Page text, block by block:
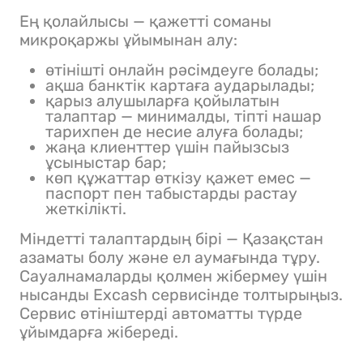
Ең қолайлысы — қажетті соманы
микроқаржы ұйымынан алу:
өтінішті онлайн рәсімдеуге болады;
ақша банктік картаға аударылады;
қарыз алушыларға қойылатын
талаптар — минималды, тіпті нашар
тарихпен де несие алуға болады;
жаңа клиенттер үшін пайызсыз
ұсыныстар бар;
көп құжаттар өткізу қажет емес —
паспорт пен табыстарды растау
жеткілікті.
Міндетті талаптардың бірі — Қазақстан
азаматы болу және ел аумағында тұру.
Сауалнамаларды қолмен жібермеу үшін
нысанды Excash сервисінде толтырыңыз.
Сервис өтініштерді автоматты түрде
ұйымдарға жібереді.